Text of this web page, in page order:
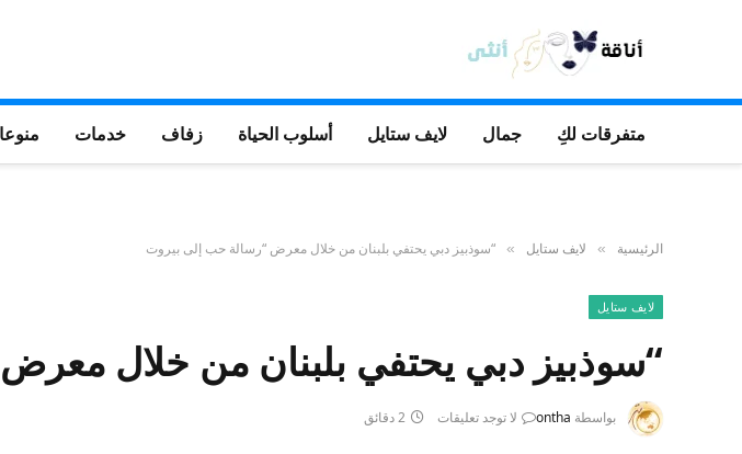
متفرقات لكِ جمال لايف ستايل أسلوب الحياة زفاف خدمات
الرئيسية » لايف ستايل » “سوذبيز دبي يحتفي بلبنان من خلال معرض “رسالة حب إلى بيروت
لايف ستايل
“سوذبيز دبي يحتفي بلبنان من خلال
بواسطة ontha لا توجد تعليقات 2 دقائق